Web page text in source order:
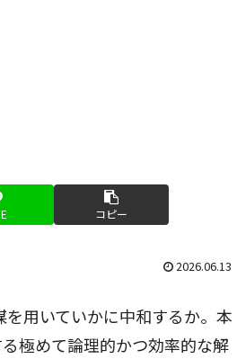
コピー
2026.06.13
用いていかに中和するか。本
極めて論理的かつ効率的な解